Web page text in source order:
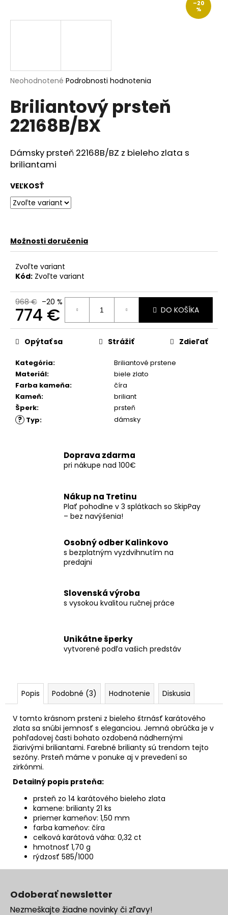
Priemerné
produktu
je
0,0
z
hviezdičiek.
Neohodnotené Podrobnosti hodnotenia
Briliantový prsteň
22168B/BX
Dámsky prsteň 22168B/BZ z bieleho zlata s
briliantami
VEĽKOSŤ
Možnosti doručenia
Zvoľte variant
Kód: Zvoľte variant
968 € –20 %
774 €
Jednotková
cena:
DO KOŠÍKA
Kategória:
Briliantové prstene
Materiál:
biele zlato
Farba kameňa:
číra
Kameň:
briliant
Šperk: prsteň
? Typ: dámsky
Opýtať sa Strážiť Zdieľať
–20
%
Doprava zdarma
pri nákupe nad 100€
Nákup na Tretinu
Plať pohodlne v 3 splátkach so SkipPay
– bez navýšenia!
Osobný odber Kalinkovo
s bezplatným vyzdvihnutím na
predajni
Slovenská výroba
s vysokou kvalitou ručnej práce
Unikátne šperky
vytvorené podľa vašich predstáv
Popis Podobné (3) Hodnotenie Diskusia
V tomto krásnom prsteni z bieleho štrnásť karátového
zlata sa snúbi jemnosť s eleganciou. Jemná obrúčka je v
pohľadovej časti bohato ozdobená nádhernými
žiarivými briliantami. Farebné brilianty sú trendom tejto
sezóny. Prsteň máme v ponuke aj v prevedení so
zirkónmi.
Detailný popis prsteňa:
prsteň zo 14 karátového bieleho zlata
kamene: brilianty 21 ks
priemer kameňov: 1,50 mm
farba kameňov: číra
celková karátová váha: 0,32 ct
hmotnosť 1,70 g
rýdzosť 585/1000
j
?
HĽADAŤ
O
p
o
r
a
m
e
Odoberať newsletter
Nezmeškajte žiadne novinky či zľavy!